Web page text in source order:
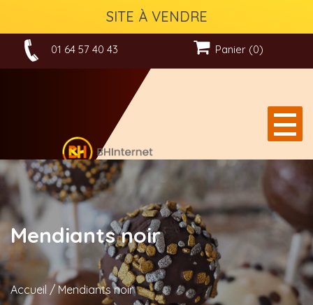
SITE À VENDRE
01 64 57 40 43 Panier (0)
Mendiants noir
Accueil / Mendiants noir